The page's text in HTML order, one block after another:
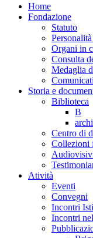
Home
Fondazione
Statuto
Organi in
Consulta
Medaglia
Storia e
Biblioteca
B
Centro di
Collezioni
Atività
Eventi
Convegni
Incontri
Incontri